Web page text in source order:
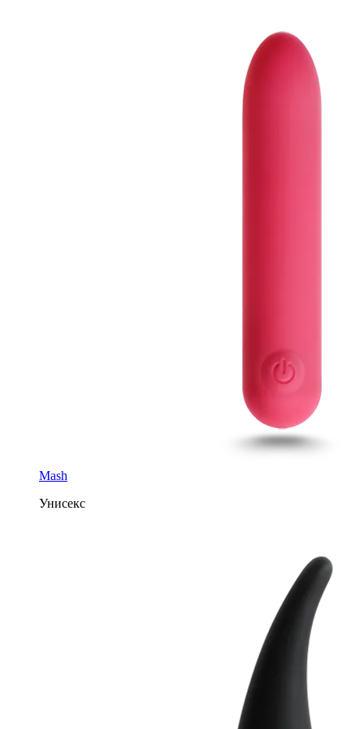
Mash
Унисекс